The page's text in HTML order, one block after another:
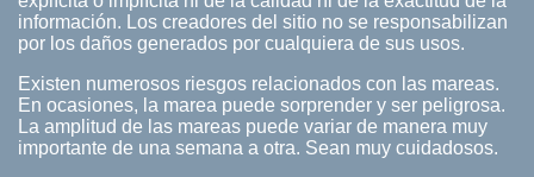
información. Los creadores del sitio no se responsabilizan
por los daños generados por cualquiera de sus usos.
Existen numerosos riesgos relacionados con las mareas.
En ocasiones, la marea puede sorprender y ser peligrosa.
La amplitud de las mareas puede variar de manera muy
importante de una semana a otra. Sean muy cuidadosos.